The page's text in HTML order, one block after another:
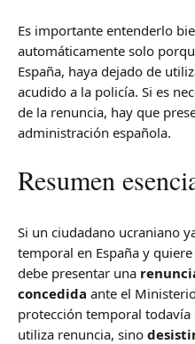
Es importante entenderlo
automáticamente solo
España, haya dejado de
acudido a la policía. Si es
de la renuncia, hay que
administración española.
Resumen
Si un ciudadano ucraniano
temporal en España y
debe presentar una
concedida ante el
protección temporal
utiliza renuncia, sino